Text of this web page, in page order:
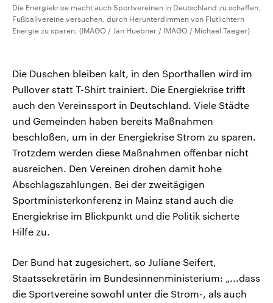
Die Energiekrise macht auch Sportvereinen in Deutschland zu schaffen.
Fußballvereine versuchen, durch Herunterdimmen von Flutlichtern
Energie zu sparen. (IMAGO / Jan Huebner / IMAGO / Michael Taeger)
Die Duschen bleiben kalt, in den Sporthallen wird im
Pullover statt T-Shirt trainiert. Die Energiekrise trifft
auch den Vereinssport in Deutschland. Viele Städte
und Gemeinden haben bereits Maßnahmen
beschloßen, um in der Energiekrise Strom zu sparen.
Trotzdem werden diese Maßnahmen offenbar nicht
ausreichen. Den Vereinen drohen damit hohe
Abschlagszahlungen. Bei der zweitägigen
Sportministerkonferenz in Mainz stand auch die
Energiekrise im Blickpunkt und die Politik sicherte
Hilfe zu.
Der Bund hat zugesichert, so Juliane Seifert,
Staatssekretärin im Bundesinnenministerium: „...dass
die Sportvereine sowohl unter die Strom-, als auch